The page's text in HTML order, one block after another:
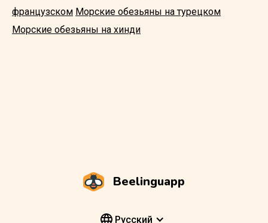
французском Морские обезьяны на турецком
Морские обезьяны на хинди
Beelinguapp
Pусский